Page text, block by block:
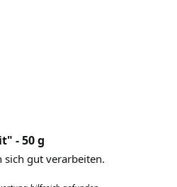
- 50 g
sich gut verarbeiten.